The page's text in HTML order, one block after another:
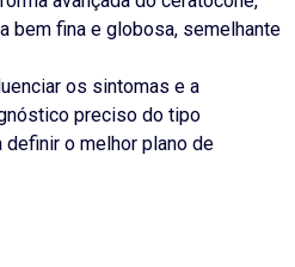
bem fina e globosa, semelhante
os sintomas e a
preciso do tipo
o melhor plano de